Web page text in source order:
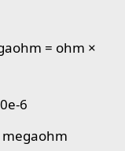
= ohm ×
6
megaohm